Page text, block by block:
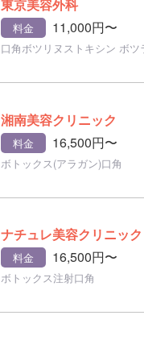
東京美容外科
料金 11,000円〜
口角ボツリヌストキシン ボツ
湘南美容クリニック
料金 16,500円〜
ボトックス(アラガン)口角
ナチュレ美容クリニック
料金 16,500円〜
ボトックス注射口角